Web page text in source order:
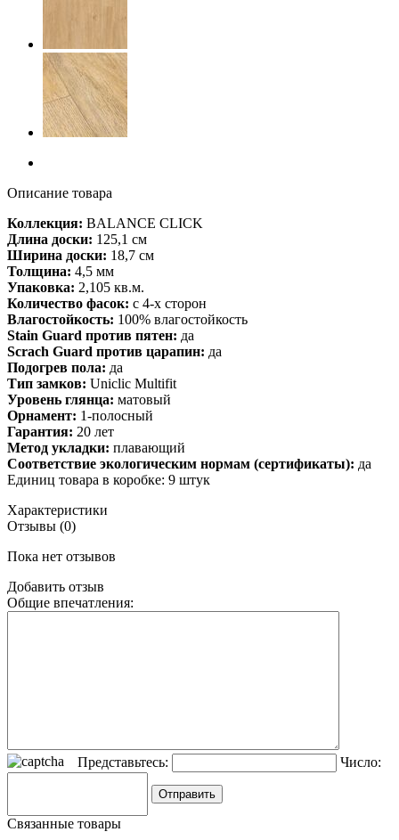
Описание товара
Коллекция: BALANCE CLICK
Длина доски: 125,1 см
Ширина доски: 18,7 см
Толщина: 4,5 мм
Упаковка: 2,105 кв.м.
Количество фасок: с 4-х сторон
Влагостойкость: 100% влагостойкость
Stain Guard против пятен: да
Scrach Guard против царапин: да
Подогрев пола: да
Тип замков: Uniclic Multifit
Уровень глянца: матовый
Орнамент: 1-полосный
Гарантия: 20 лет
Метод укладки: плавающий
Соответствие экологическим нормам (сертификаты): да
Единиц товара в коробке: 9 штук
Характеристики
Отзывы (0)
Пока нет отзывов
Добавить отзыв
Общие впечатления:
Представьтесь: Число:
Связанные товары